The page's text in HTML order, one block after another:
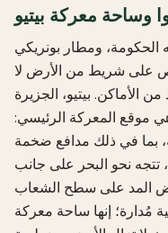
وساحة معركة بيتيو
الحكومة، ومطار بونريكي
وحيث يعيش 60,000 شخص على شريط من الأرض لا
الأماكن. بيتيو، الجزيرة
موقع المعركة الرئيسي:
بما في ذلك مدافع ضخمة
تتجه نحو البحر على جانب
المد على سطح الشعاب
مُدارة؛ إنها ساحة معركة